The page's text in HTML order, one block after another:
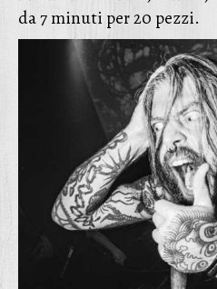
da 7 minuti per 20 pezzi.